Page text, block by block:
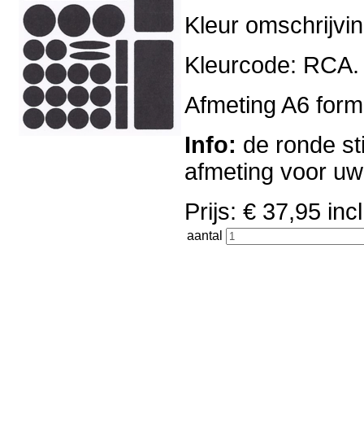
Kleur
Kleurcode: RCA.
Afmeting A6
Info: de ronde
afmeting voor
Prijs: € 37,95
aantal